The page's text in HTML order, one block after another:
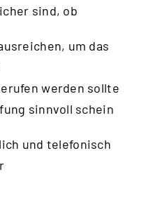
sind, ob
um das
werden sollte
sinnvoll schein
und telefonisch